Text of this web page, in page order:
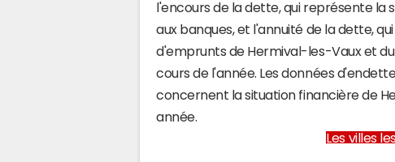
l'encours de la dette, qui représente la
aux banques, et l'annuité de la dette,
d'emprunts de Hermival-les-Vaux et
cours de l'année. Les données
concernent la situation financière de
année.
Les villes